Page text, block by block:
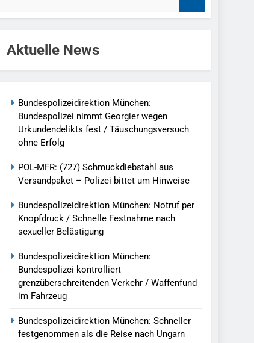
Sexueller Belästigung
Verkehr / Waffenfund Im
Beendet / Bundespolizei Nimmt
– Tierheim Übernimmt
Ermittlungen Der Finanzkontrolle
Geht Ins Netz –
In Saarbrücken
Ermittelt Wegen
Aktuelle News
Bundespolizeidirektion München:
Bundespolizei nimmt Georgier wegen
Urkundendelikts fest / Täuschungsversuch
ohne Erfolg
POL-MFR: (727) Schmuckdiebstahl aus
Versandpaket – Polizei bittet um Hinweise
Bundespolizeidirektion München: Notruf per
Knopfdruck / Schnelle Festnahme nach
sexueller Belästigung
Bundespolizeidirektion München:
Bundespolizei kontrolliert
grenzüberschreitenden Verkehr / Waffenfund
im Fahrzeug
Bundespolizeidirektion München: Schneller
festgenommen als die Reise nach Ungarn